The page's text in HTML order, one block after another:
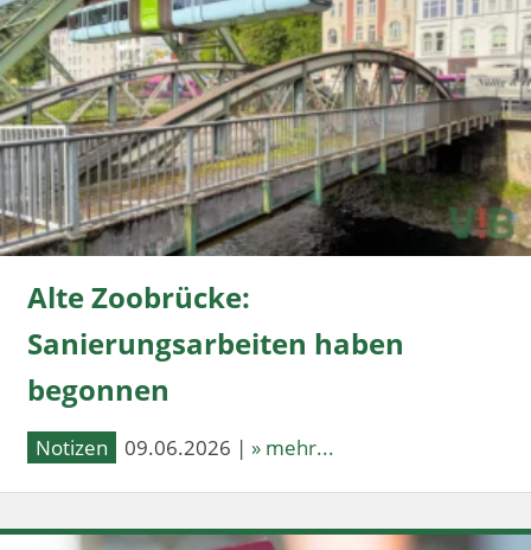
Alte Zoobrücke:
Sanierungsarbeiten haben
begonnen
Notizen 09.06.2026 | » mehr...